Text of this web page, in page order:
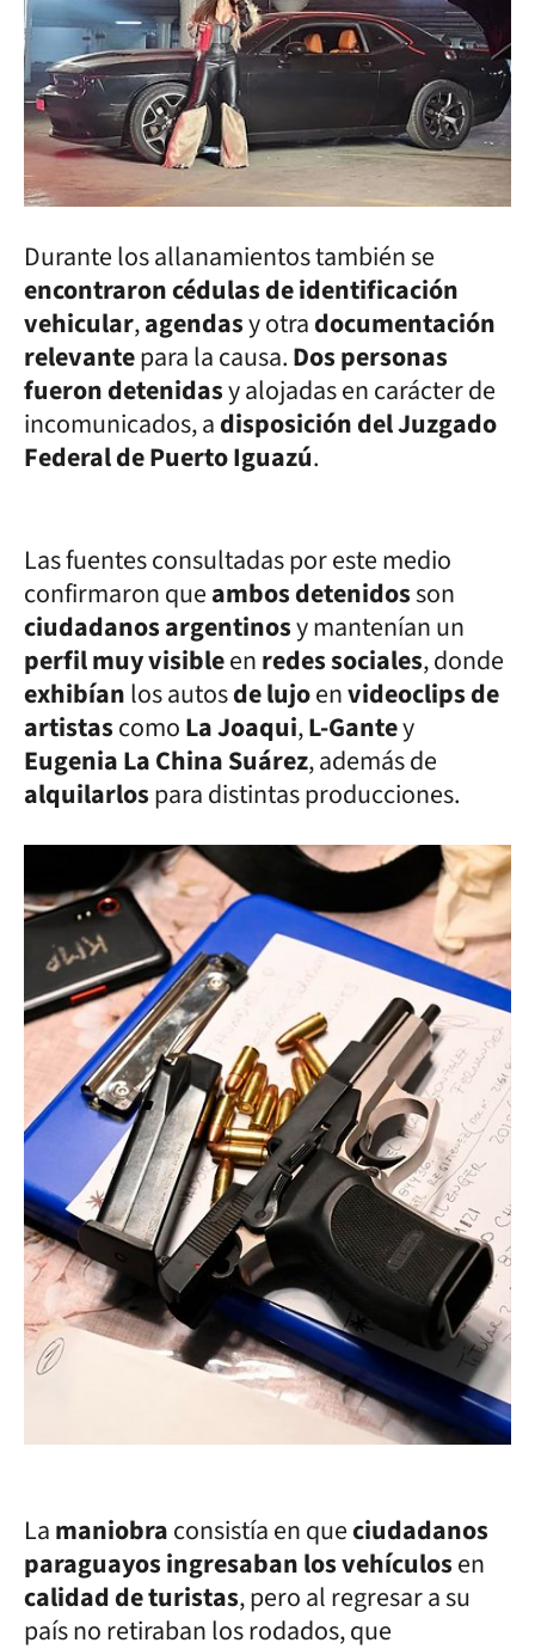
Durante los allanamientos también se
encontraron cédulas de identificación
vehicular,agendasy otradocumentación
relevantepara la causa.Dos personas
fueron detenidasy alojadas en carácter de
incomunicados, adisposición del Juzgado
Federal de Puerto Iguazú.
Las fuentes consultadas por este medio
confirmaron queambos detenidosson
ciudadanos argentinosy mantenían un
perfil muy visibleenredes sociales, donde
exhibíanlos autosde lujoenvideoclips de
artistascomoLa Joaqui,L-Gantey
Eugenia La China Suárez, además de
alquilarlospara distintas producciones.
Lamaniobraconsistía en queciudadanos
paraguayos ingresaban los vehículosen
calidad de turistas, pero al regresar a su
país no retiraban los rodados, que